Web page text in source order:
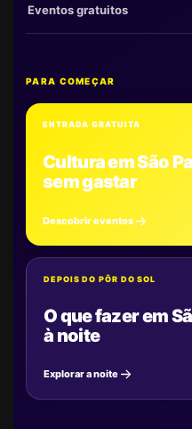
Eventos gratuitos
PARA COMEÇAR
ENTRADA GRATUITA
Cultura em São
sem gastar
Descobrir eventos
DEPOIS DO PÔR DO SOL
O que fazer em
à noite
Explorar a noite